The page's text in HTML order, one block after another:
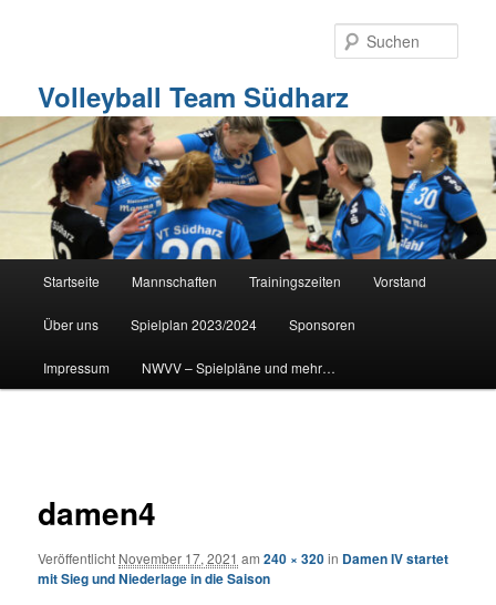
Volleyball Team Südharz
Startseite Mannschaften Trainingszeiten Vorstand
Über uns Spielplan 2023/2024 Sponsoren
Impressum NWVV – Spielpläne und mehr…
damen4
Veröffentlicht November 17, 2021 am240 × 320in Damen IV startet
mit Sieg und Niederlage in die Saison